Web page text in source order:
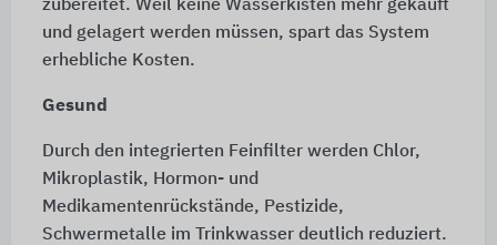
zubereitet. Weil keine Wasserkisten mehr gekauft
und gelagert werden müssen, spart das System
erhebliche Kosten.
Gesund
Durch den integrierten Feinfilter werden Chlor,
Mikroplastik, Hormon- und
Medikamentenrückstände, Pestizide,
Schwermetalle im Trinkwasser deutlich reduziert.